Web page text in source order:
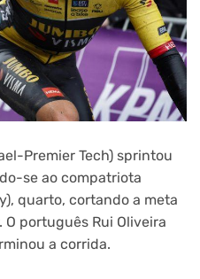
Premier Tech) sprintou
se ao compatriota
quarto, cortando a meta
português Rui Oliveira
a corrida.